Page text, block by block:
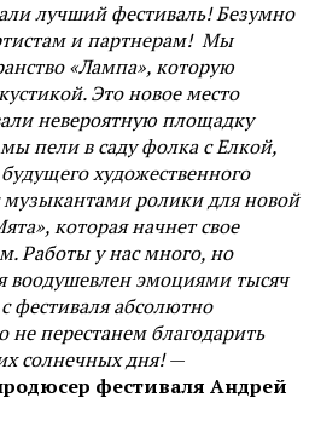
лучший фестиваль! Безумно
и партнерам! Мы
«Лампа», которую
Это новое место
невероятную площадку
пели в саду фолка с Елкой,
художественного
ролики для новой
которая начнет свое
Работы у нас много, но
воодушевлен эмоциями тысяч
фестиваля абсолютно
перестанем благодарить
солнечных дня!—
фестиваля Андрей